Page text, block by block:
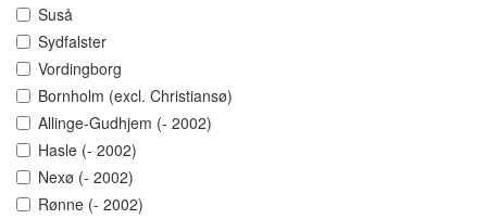
Suså
Sydfalster
Vordingborg
Bornholm (excl. Christiansø)
Allinge-Gudhjem (- 2002)
Hasle (- 2002)
Nexø (- 2002)
Rønne (- 2002)